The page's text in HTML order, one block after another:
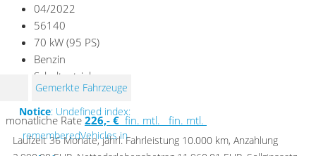
04/2022
56140
70 kW (95 PS)
Benzin
Schaltgetriebe
MwSt ausweisbar
monatliche Rate 226,- € fin. mtl. fin. mtl.
Laufzeit 36 Monate, jährl. Fahrleistung 10.000 km, Anzahlung
Notice: Undefined index:
rememberedVehicles in
Gemerkte Fahrzeuge